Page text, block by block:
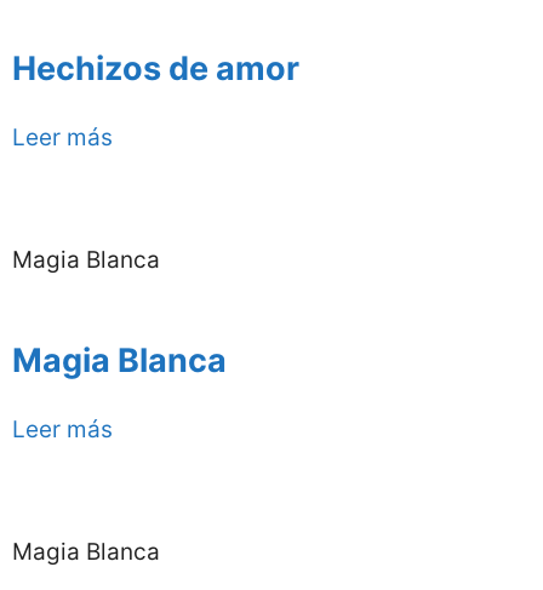
Hechizos de amor
Leer más
Magia Blanca
Magia Blanca
Leer más
Magia Blanca